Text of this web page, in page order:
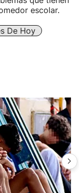
escolar.
De Hoy